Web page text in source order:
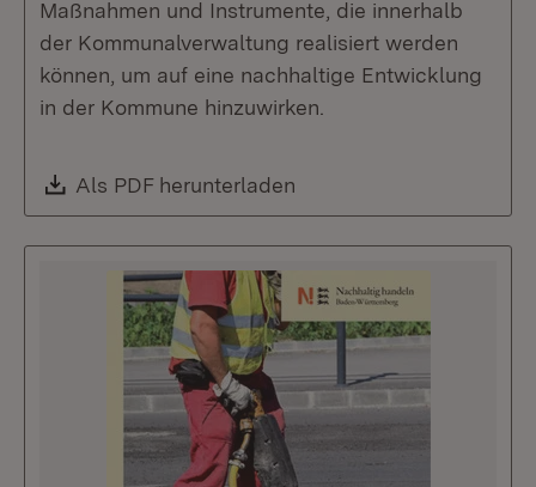
Maßnahmen und Instrumente, die innerhalb
der Kommunalverwaltung realisiert werden
können, um auf eine nachhaltige Entwicklung
in der Kommune hinzuwirken.
Download:
Als PDF herunterladen